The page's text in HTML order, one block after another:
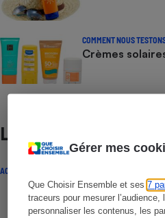
Gérer mes
Que Choisir Ensemble et ses7
traceurs pour mesurer l’audience,
personnaliser les contenus, les
COMMENT NOUS
Crèmes
Lire aussi
ACTUALITÉ